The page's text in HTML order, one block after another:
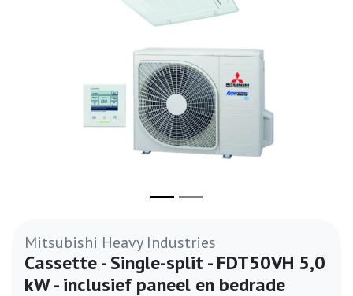
Mitsubishi Heavy Industries
Cassette - Single-split - FDT50VH 5,0
kW - inclusief paneel en bedrade